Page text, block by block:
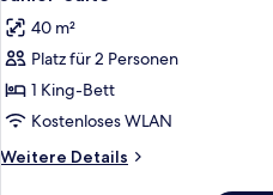
Fotos
für
Junior-
Suite
anzeigen
40 m²
Platz für 2 Personen
1 King-Bett
Kostenloses WLAN
Weitere Details
Weitere